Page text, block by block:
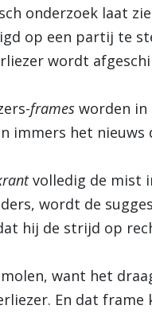
onderzoek laat
op een partij te
wordt
frames worden in
immers het nieuws
volledig de mist
wordt de
hij de strijd op
want het
En dat